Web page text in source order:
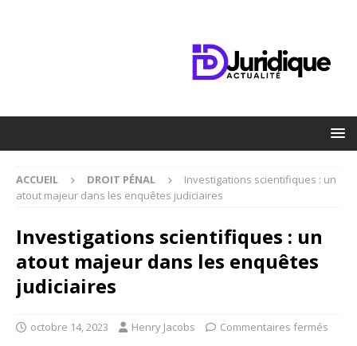
ACCUEIL DROIT PÉNAL
Investigations scientifiques : un
atout majeur dans les enquêtes judiciaires
Investigations scientifiques : un
atout majeur dans les enquêtes
judiciaires
octobre 14, 2023 Henry Jacobs Commentaires fermés